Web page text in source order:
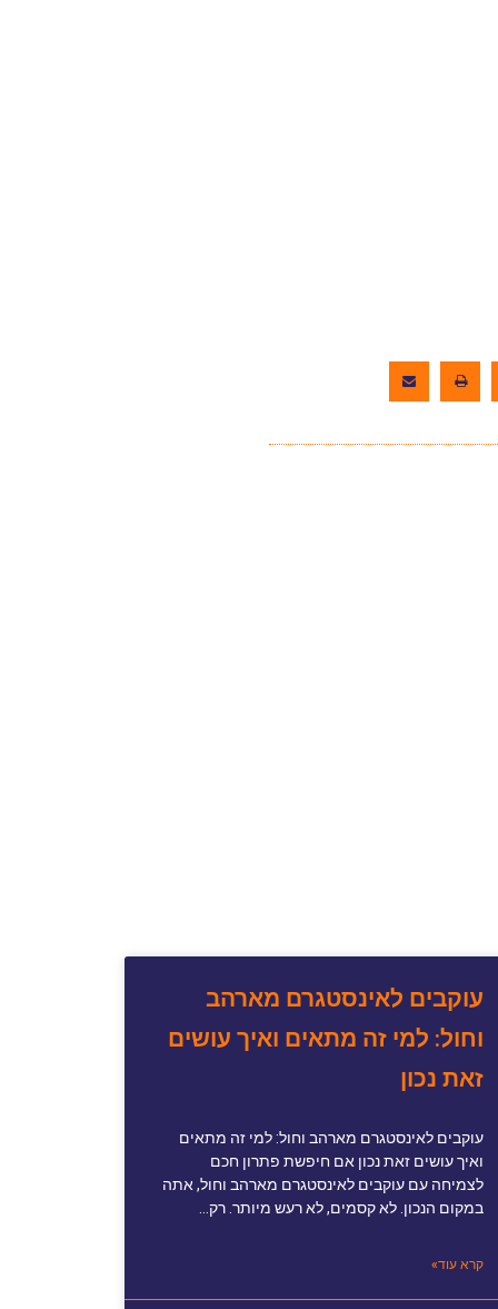
עוקבים לאינסטגרם מארהב
וחול: למי זה מתאים ואיך עושים
זאת נכון
עוקבים לאינסטגרם מארהב וחול: למי זה מתאים
ואיך עושים זאת נכון אם חיפשת פתרון חכם
לצמיחה עם עוקבים לאינסטגרם מארהב וחול, אתה
במקום הנכון. לא קסמים, לא רעש מיותר. רק…
קרא עוד»